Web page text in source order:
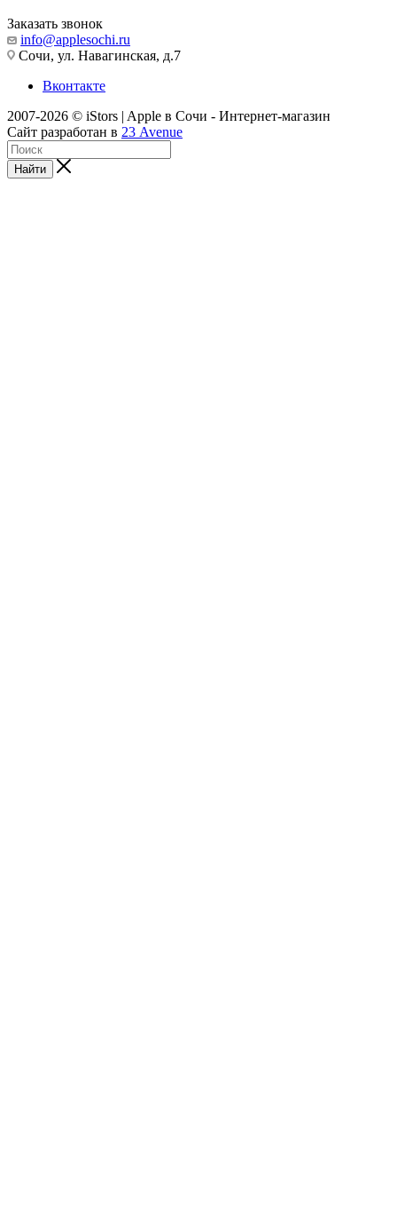
Заказать звонок
info@applesochi.ru
Сочи, ул. Навагинская, д.7
Вконтакте
2007-2026 © iStors | Apple в Сочи - Интернет-магазин
Сайт разработан в 23 Avenue
Найти